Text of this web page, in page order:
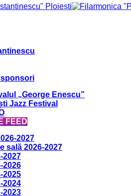
sponsori
„George Enescu”
Jazz Festival
FEED
2027
sală 2026-2027
2027
2026
2025
2024
2023